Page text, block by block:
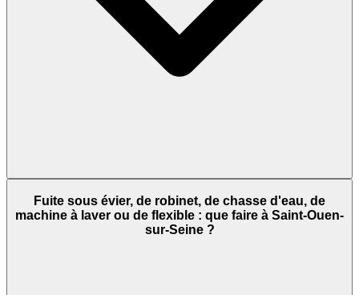
Fuite sous évier, de robinet, de chasse d'eau, de
machine à laver ou de flexible : que faire à Saint-Ouen-
sur-Seine ?